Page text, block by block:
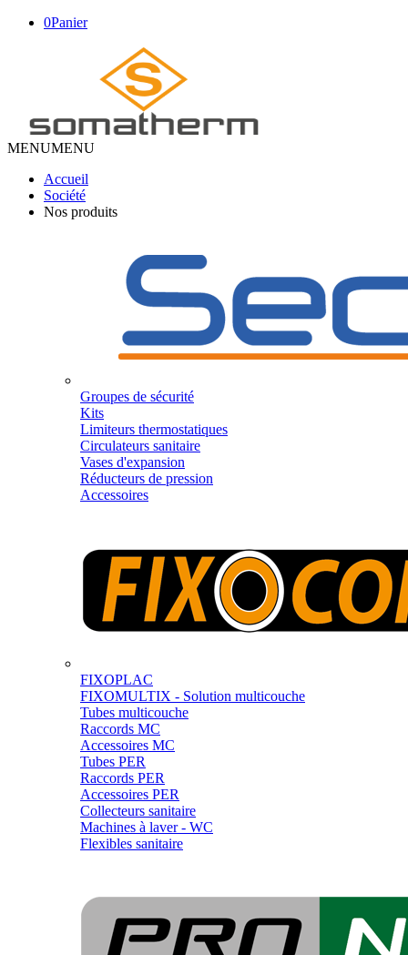
0Panier
MENUMENU
Accueil
Société
Nos produits
Groupes de sécurité
Kits
Limiteurs thermostatiques
Circulateurs sanitaire
Vases d'expansion
Réducteurs de pression
Accessoires
FIXOPLAC
FIXOMULTIX - Solution multicouche
Tubes multicouche
Raccords MC
Accessoires MC
Tubes PER
Raccords PER
Accessoires PER
Collecteurs sanitaire
Machines à laver - WC
Flexibles sanitaire